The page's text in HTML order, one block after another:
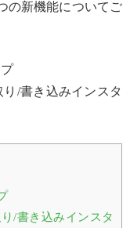
の新機能についてご
り/書き込みインスタ
/書き込みインスタ